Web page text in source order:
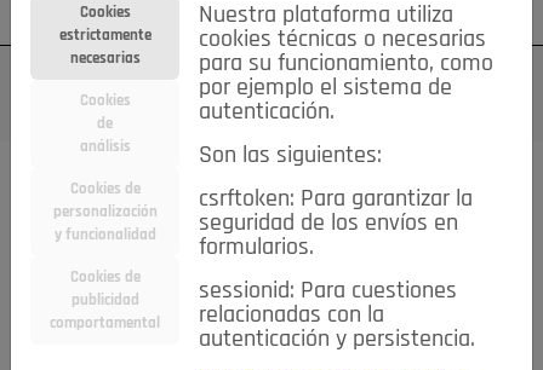
Su cuenta Regístrese ¿Olvidó su contraseña?
Todas las noticias..
#TePrestoMisOjos Caridad
Ciencia&Tecnología
Economía
Entretenimiento
Estilo de Vida
Internacional
Madrid Opinión IN
Pozuelo de Alarcón
Salud 🔴 En Directo
Cookies
estrictamente
necesarias
Cookies
de
análisis
Cookies de
personalización
y funcionalidad
Cookies de
publicidad
comportamental
Nuestra plataforma utiliza
cookies técnicas o necesarias
para su funcionamiento, como
por ejemplo el sistema de
autenticación.
Son las siguientes:
csrftoken: Para garantizar la
seguridad de los envíos en
formularios.
sessionid: Para cuestiones
relacionadas con la
autenticación y persistencia.